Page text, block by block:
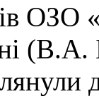
ОЗО
(В.А.